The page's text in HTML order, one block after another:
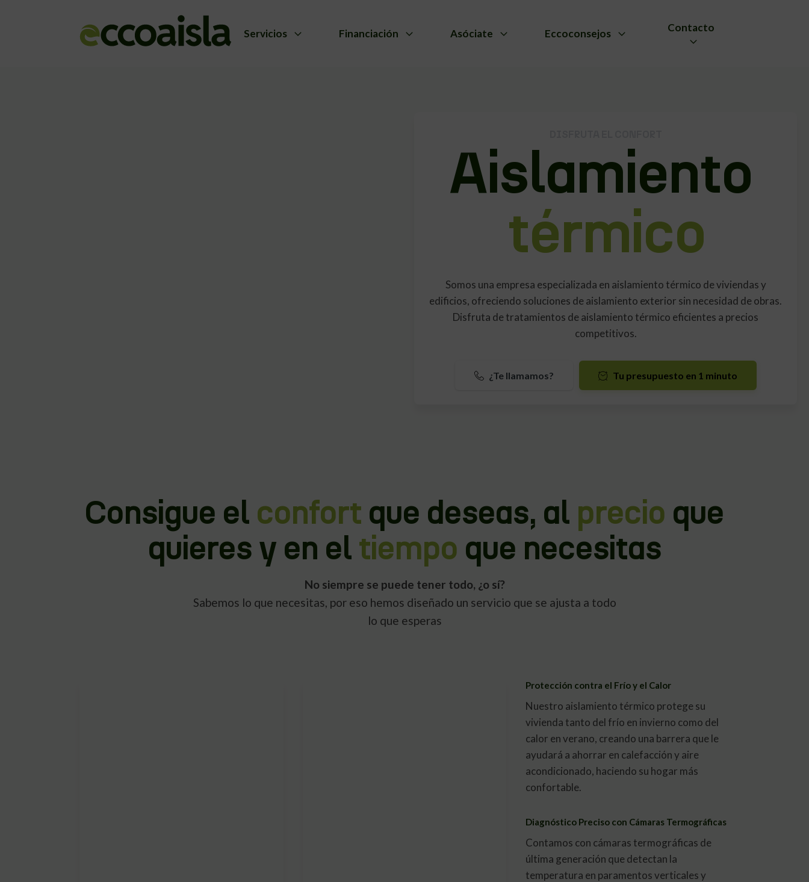
Servicios Financiación Asóciate Eccoconsejos Contacto
Aislamiento
térmico
Somos una empresa especializada en aislamiento térmico de viviendas y
edificios, ofreciendo soluciones de aislamiento exterior sin necesidad de obras.
Disfruta de tratamientos de aislamiento térmico eficientes a precios
competitivos.
¿Te llamamos? Tu presupuesto en 1 minuto
Consigue el confort que deseas, al precio que
quieres y en el tiempo que necesitas
No siempre se puede tener todo, ¿o sí?
Sabemos lo que necesitas, por eso hemos diseñado un servicio que se ajusta a todo
lo que esperas
Protección contra el Frío y el Calor
Nuestro aislamiento térmico protege su
vivienda tanto del frío en invierno como del
calor en verano, creando una barrera que le
ayudará a ahorrar en calefacción y aire
acondicionado, haciendo su hogar más
confortable.
Diagnóstico Preciso con Cámaras Termográficas
Contamos con cámaras termográficas de
última generación que detectan la
temperatura en paramentos verticales y